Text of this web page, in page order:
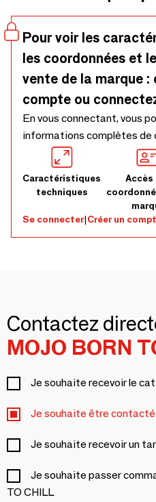
maille 3D technique laisse
instantanément, garantissant
résistant à l'abrasion des sols
assemblé en France
l'excellence logistique locale
globale. Caractéristiques
130 cm (Format Géant XXL).
billes de polystyrène vierge
France). Entretien facile :
machine à 30°C. Matière :
d'Abeille) perméable et
assemblé en France
Pour voir les
les coordonnées et
vente de la marque :
compte ou
En vous connectant, vous
informations complètes de
Caractéristiques
techniques
Accès
Se connecter|Créer un
Contactez
MOJO BORN
Je souhaite recevoir le
Je souhaite être contacté
Je souhaite recevoir un
Je souhaite passer
TO CHILL